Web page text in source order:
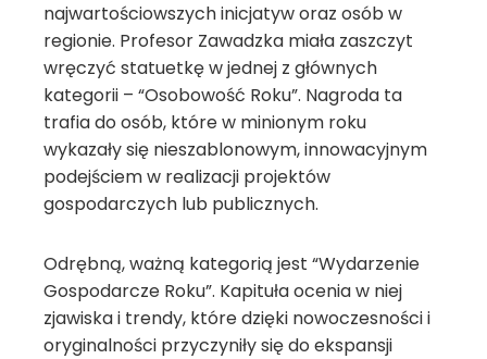
najwartościowszych inicjatyw oraz osób w
regionie. Profesor Zawadzka miała zaszczyt
wręczyć statuetkę w jednej z głównych
kategorii – “Osobowość Roku”. Nagroda ta
trafia do osób, które w minionym roku
wykazały się nieszablonowym, innowacyjnym
podejściem w realizacji projektów
gospodarczych lub publicznych.
Odrębną, ważną kategorią jest “Wydarzenie
Gospodarcze Roku”. Kapituła ocenia w niej
zjawiska i trendy, które dzięki nowoczesności i
oryginalności przyczyniły się do ekspansji